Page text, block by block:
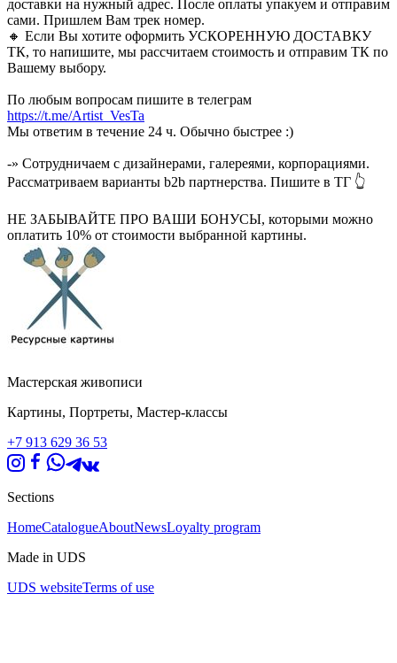
доставки на нужный адрес. После оплаты упакуем и отправим
сами. Пришлем Вам трек номер.
🔸 Если Вы хотите оформить УСКОРЕННУЮ ДОСТАВКУ
ТК, то напишите, мы рассчитаем стоимость и отправим ТК по
Вашему выбору.
По любым вопросам пишите в телеграм
https://t.me/Artist_VesTa
Мы ответим в течение 24 ч. Обычно быстрее :)
-» Сотрудничаем с дизайнерами, галереями, корпорациями.
Рассматриваем варианты b2b партнерства. Пишите в ТГ 👆
НЕ ЗАБЫВАЙТЕ ПРО ВАШИ БОНУСЫ, которыми можно
оплатить 10% от стоимости выбранной картины.
Мастерская живописи
Картины, Портреты, Мастер-классы
+7 913 629 36 53
Sections
HomeCatalogueAboutNewsLoyalty program
Made in UDS
UDS websiteTerms of use